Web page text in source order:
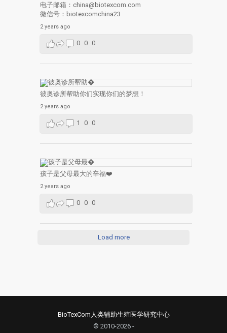
电子邮箱：china@biotexcom.com
微信号：biotexcomchina23
2 years ago
0 0 0
彼奥诊所帮助你们实现你们的梦想！
2 years ago
1 0 0
孩子是父母最大的辛福❤️
2 years ago
0 0 0
Load more
© 2010-2026 -
BioTexCom人类辅助生殖医学研究中心